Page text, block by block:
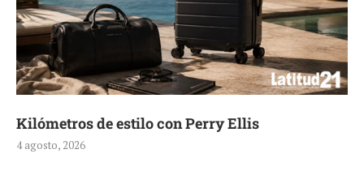
Kilómetros de estilo con Perry Ellis
4 agosto, 2026